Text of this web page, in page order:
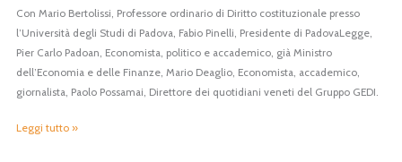
Con Mario Bertolissi, Professore ordinario di Diritto costituzionale presso
l’Università degli Studi di Padova, Fabio Pinelli, Presidente di PadovaLegge,
Pier Carlo Padoan, Economista, politico e accademico, già Ministro
dell’Economia e delle Finanze, Mario Deaglio, Economista, accademico,
giornalista, Paolo Possamai, Direttore dei quotidiani veneti del Gruppo GEDI.
e
Costituzione
Leggi tutto »